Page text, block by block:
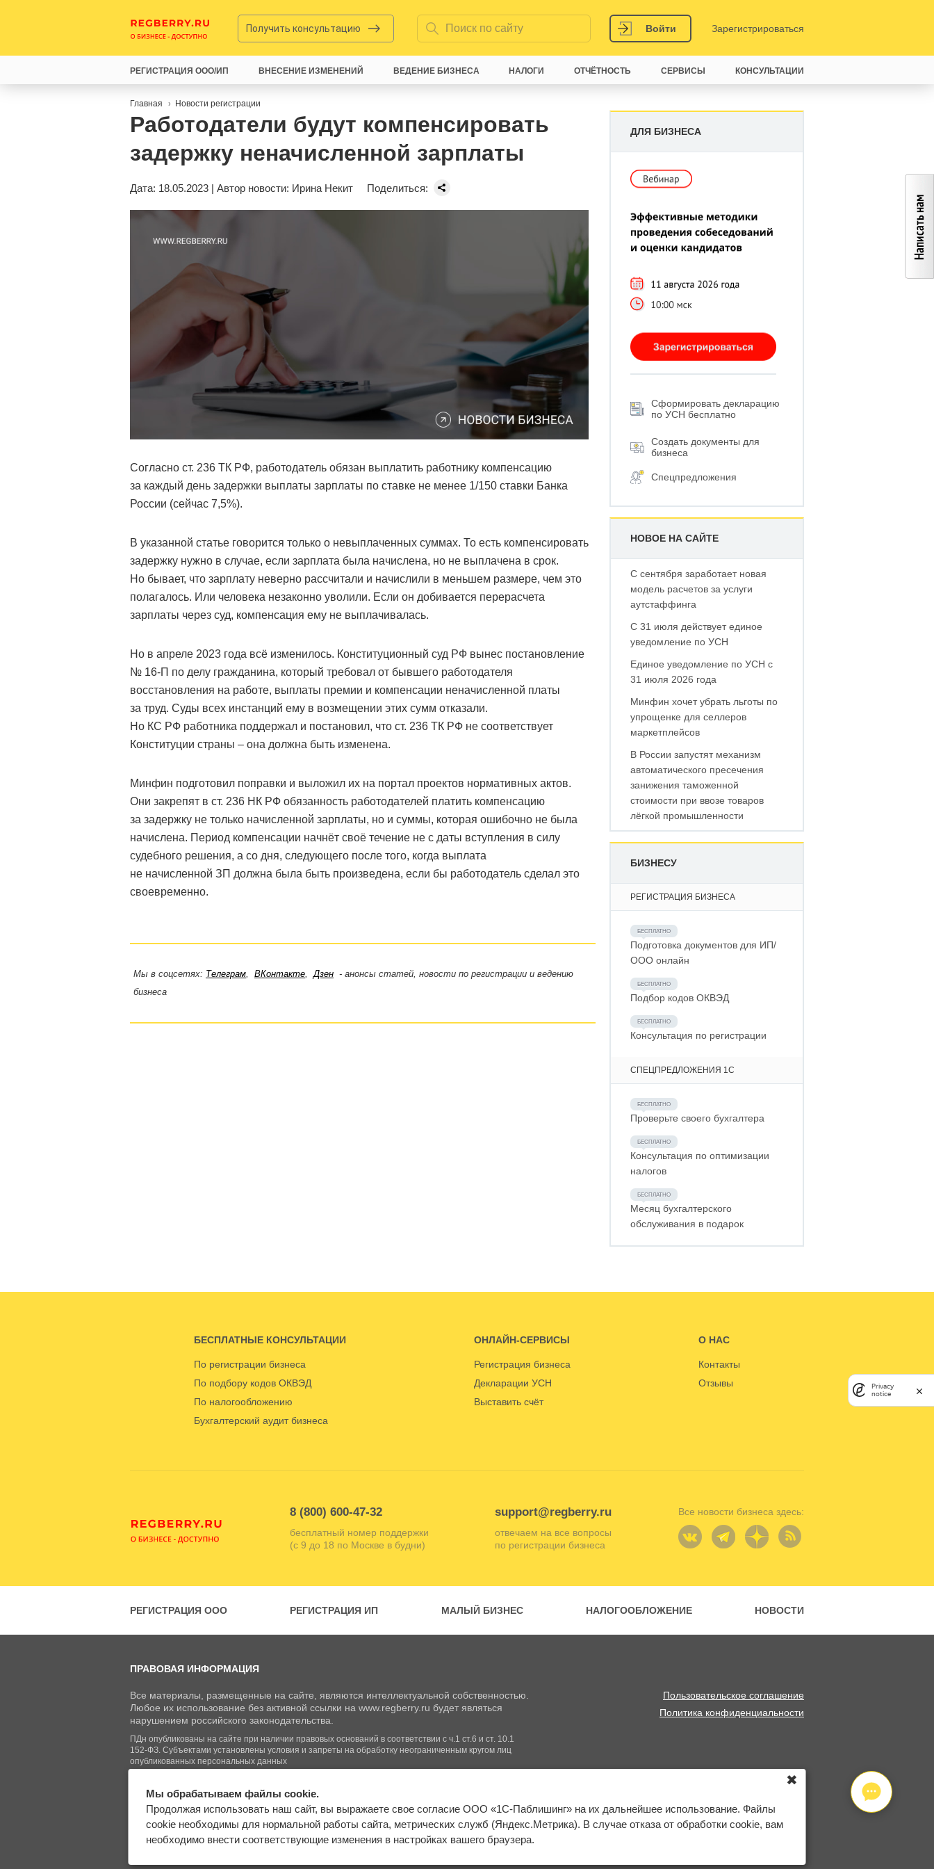
Получить консультацию Войти Зарегистрироваться
Главная Новости регистрации
Работодатели будут компенсировать
задержку неначисленной зарплаты
Дата: 18.05.2023 | Автор новости: Ирина Некит Поделиться:
Согласно ст. 236 ТК РФ, работодатель обязан выплатить работнику компенсацию
за каждый день задержки выплаты зарплаты по ставке не менее 1/150 ставки Банка
России (сейчас 7,5%).
В указанной статье говорится только о невыплаченных суммах. То есть компенсировать
задержку нужно в случае, если зарплата была начислена, но не выплачена в срок.
Но бывает, что зарплату неверно рассчитали и начислили в меньшем размере, чем это
полагалось. Или человека незаконно уволили. Если он добивается перерасчета
зарплаты через суд, компенсация ему не выплачивалась.
Но в апреле 2023 года всё изменилось. Конституционный суд РФ вынес постановление
№ 16-П по делу гражданина, который требовал от бывшего работодателя
восстановления на работе, выплаты премии и компенсации неначисленной платы
за труд. Суды всех инстанций ему в возмещении этих сумм отказали.
Но КС РФ работника поддержал и постановил, что ст. 236 ТК РФ не соответствует
Конституции страны – она должна быть изменена.
Минфин подготовил поправки и выложил их на портал проектов нормативных актов.
Они закрепят в ст. 236 НК РФ обязанность работодателей платить компенсацию
за задержку не только начисленной зарплаты, но и суммы, которая ошибочно не была
начислена. Период компенсации начнёт своё течение не с даты вступления в силу
судебного решения, а со дня, следующего после того, когда выплата
не начисленной ЗП должна была быть произведена, если бы работодатель сделал это
своевременно.
Мы в соцсетях: Телеграм, ВКонтакте,Дзен - анонсы статей, новости по регистрации и ведению
бизнеса
ДЛЯ БИЗНЕСА
Сформировать декларацию
по УСН бесплатно
Создать документы для
бизнеса
Спецпредложения
НОВОЕ НА САЙТЕ
С сентября заработает новая
модель расчетов за услуги
аутстаффинга
С 31 июля действует единое
уведомление по УСН
Единое уведомление по УСН с
31 июля 2026 года
Минфин хочет убрать льготы по
упрощенке для селлеров
маркетплейсов
В России запустят механизм
автоматического пресечения
занижения таможенной
стоимости при ввозе товаров
лёгкой промышленности
БИЗНЕСУ
РЕГИСТРАЦИЯ БИЗНЕСА
Подготовка документов для ИП/
ООО онлайн
Подбор кодов ОКВЭД
Консультация по регистрации
СПЕЦПРЕДЛОЖЕНИЯ 1С
Проверьте своего бухгалтера
Консультация по оптимизации
налогов
Месяц бухгалтерского
обслуживания в подарок
РЕГИСТРАЦИЯ ООО/ИП ВНЕСЕНИЕ ИЗМЕНЕНИЙ ВЕДЕНИЕ БИЗНЕСА НАЛОГИ ОТЧЁТНОСТЬ СЕРВИСЫ КОНСУЛЬТАЦИИ
БЕСПЛАТНЫЕ КОНСУЛЬТАЦИИ
По регистрации бизнеса
По подбору кодов ОКВЭД
По налогообложению
Бухгалтерский аудит бизнеса
ОНЛАЙН-СЕРВИСЫ
Регистрация бизнеса
Декларации УСН
Выставить счёт
О НАС
Контакты
Отзывы
8 (800) 600-47-32
бесплатный номер поддержки
(с 9 до 18 по Москве в будни)
support@regberry.ru
отвечаем на все вопросы
по регистрации бизнеса
Все новости бизнеса здесь:
РЕГИСТРАЦИЯ ООО РЕГИСТРАЦИЯ ИП МАЛЫЙ БИЗНЕС НАЛОГООБЛОЖЕНИЕ НОВОСТИ
ПРАВОВАЯ ИНФОРМАЦИЯ
Все материалы, размещенные на сайте, являются интеллектуальной собственностью.
Любое их использование без активной ссылки на www.regberry.ru будет являться
нарушением российского законодательства.
ПДн опубликованы на сайте при наличии правовых оснований в соответствии с ч.1 ст.6 и ст. 10.1
152-ФЗ. Субъектами установлены условия и запреты на обработку неограниченным кругом лиц
опубликованных персональных данных
Пользовательское соглашение
Политика конфиденциальности
© Regberry.ru, 2013–2026
Все права защищены
Входим в группу
компаний «1С»
Карта сайта
Мы обрабатываем файлы cookie.
Продолжая использовать наш сайт, вы выражаете свое согласие ООО «1С-Паблишинг» на их дальнейшее использование. Файлы
cookie необходимы для нормальной работы сайта, метрических служб (Яндекс.Метрика). В случае отказа от обработки cookie, вам
необходимо внести соответствующие изменения в настройках вашего браузера.
✖
Privacy
notice